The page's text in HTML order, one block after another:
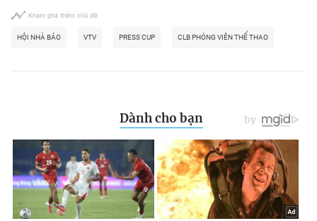
Khám phá thêm chủ đề
HỘI NHÀ BÁO VTV PRESS CUP CLB PHÓNG VIÊN THỂ THAO